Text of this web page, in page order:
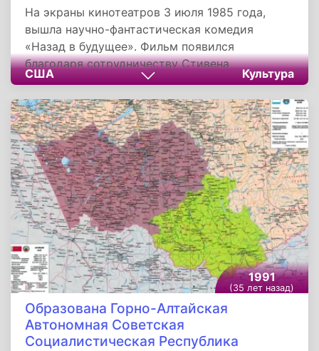
На экраны кинотеатров 3 июля 1985 года,
вышла научно-фантастическая комедия
«Назад в будущее». Фильм появился
благодаря сотрудничеству Стивена
Спилберга, Роберта Земекиса и Боба Гэйла, и
развился в трилогию, причем необычную.
Каждая картина тесно связана с остальными,
а их сюжеты так переплетаются, что можно
рассматривать эту трилогию как единый
фильм.
США Культура
1991
(35 лет назад)
Образована Горно-Алтайская
Автономная Советская
Социалистическая Республика